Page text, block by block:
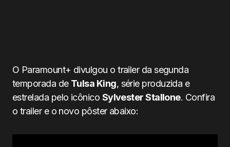
O Paramount+ divulgou o trailer da segunda
temporada de Tulsa King, série produzida e
estrelada pelo icônico Sylvester Stallone. Confira
o trailer e o novo pôster abaixo: